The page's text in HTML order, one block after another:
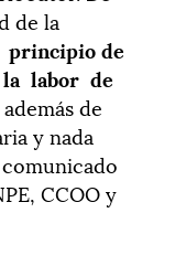
de la
principio de
la labor de
además de
y nada
CCOO y